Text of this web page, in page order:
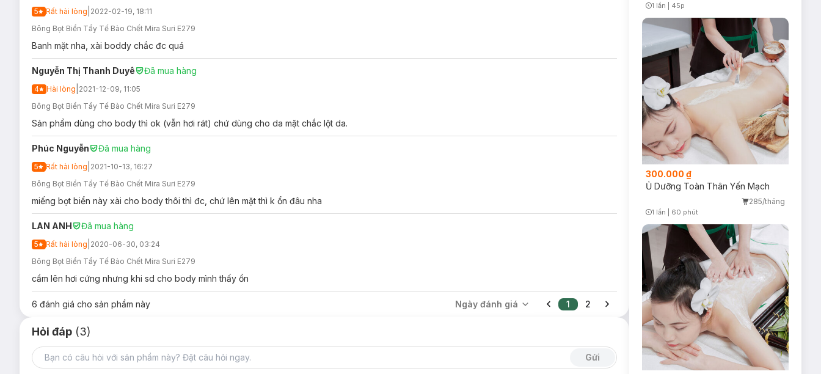
5 Rất hài lòng 2022-02-19, 18:11
Bông Bọt Biển Tẩy Tế Bào Chết Mira Suri E279
Banh mặt nha, xài boddy chắc đc quá
Nguyễn Thị Thanh Duyê Đã mua hàng
4 Hài lòng 2021-12-09, 11:05
Bông Bọt Biển Tẩy Tế Bào Chết Mira Suri E279
Sản phẩm dùng cho body thì ok (vẫn hơi rát) chứ dùng cho da mặt chắc lột da.
Phúc Nguyễn Đã mua hàng
5 Rất hài lòng 2021-10-13, 16:27
Bông Bọt Biển Tẩy Tế Bào Chết Mira Suri E279
miếng bọt biển này xài cho body thôi thì đc, chứ lên mặt thì k ổn đâu nha
LAN ANH Đã mua hàng
5 Rất hài lòng 2020-06-30, 03:24
Bông Bọt Biển Tẩy Tế Bào Chết Mira Suri E279
cầm lên hơi cứng nhưng khi sd cho body mình thấy ổn
6 đánh giá cho sản phẩm này Ngày đánh giá 1 2
Hỏi đáp (3)
Gửi
1 lần 45p
300.000 ₫
Ủ Dưỡng Toàn Thân Yến Mạch
285/tháng
Timer Gray Icon
1 lần 60 phút